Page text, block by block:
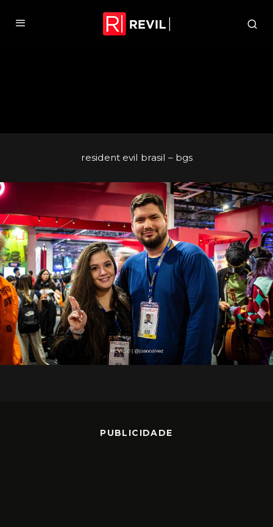
resident evil brasil – bgs
PUBLICIDADE